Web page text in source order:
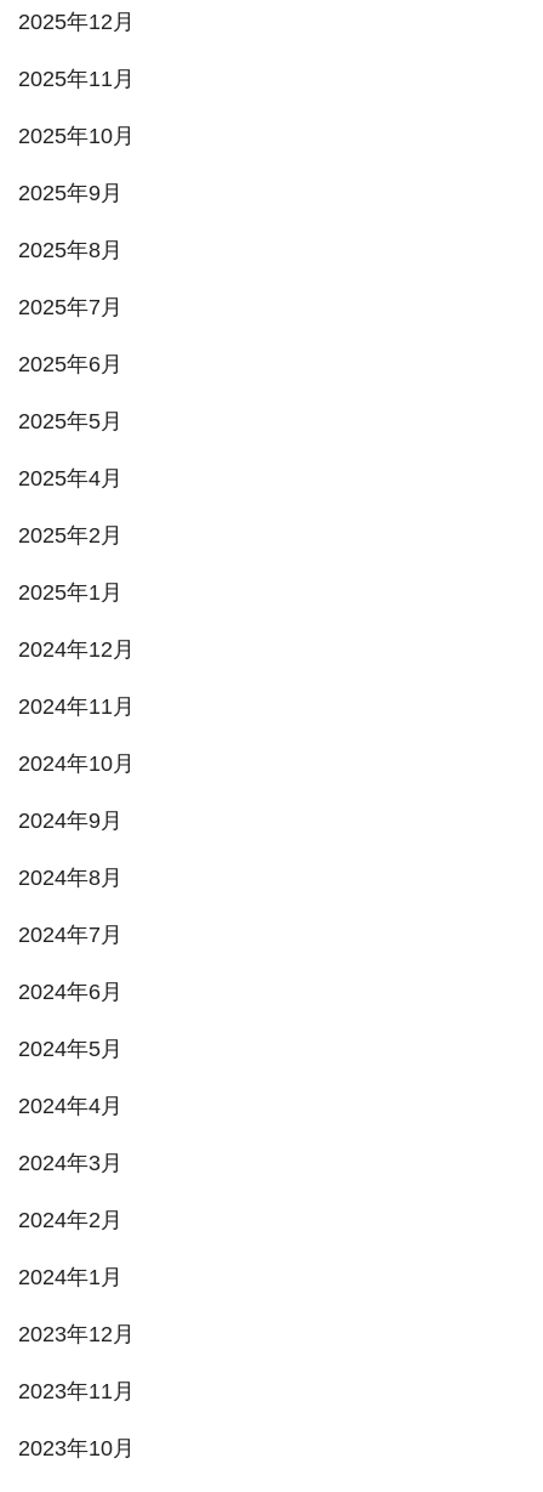
2025年12月
2025年11月
2025年10月
2025年9月
2025年8月
2025年7月
2025年6月
2025年5月
2025年4月
2025年2月
2025年1月
2024年12月
2024年11月
2024年10月
2024年9月
2024年8月
2024年7月
2024年6月
2024年5月
2024年4月
2024年3月
2024年2月
2024年1月
2023年12月
2023年11月
2023年10月